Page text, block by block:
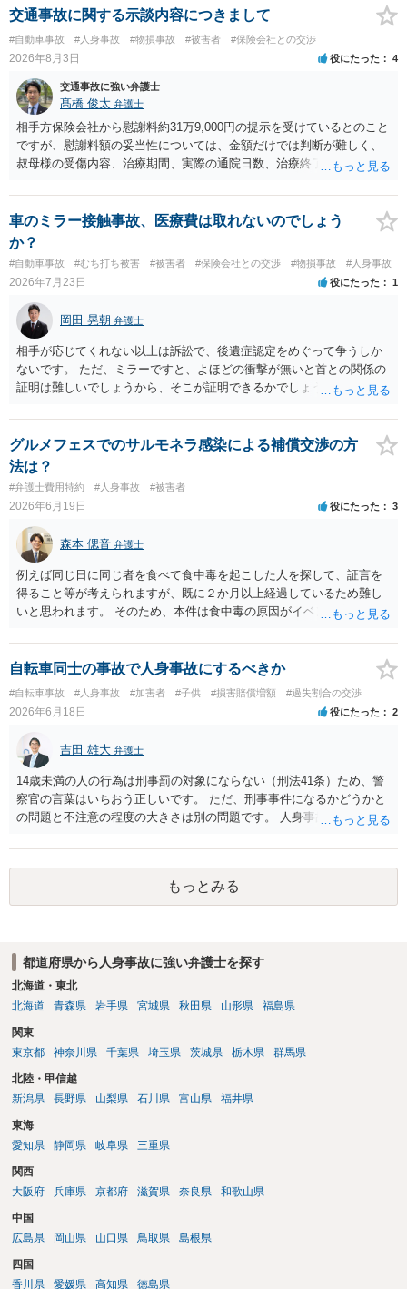
交通事故に関する示談内容につきまして
#自動車事故 #人身事故 #物損事故 #被害者 #保険会社との交渉
2026年8月3日 役にたった 4
交通事故に強い弁護士
髙橋 俊太 弁護士
相手方保険会社から慰謝料約31万9,000円の提示を受けているとのこと
ですが、慰謝料額の妥当性については、金額だけでは判断が難しく、
叔母様の受傷内容、治療期間、実際の通院日数、治療終了の経緯、後
確認する必要があります。保険会社から提示される慰謝料額について
は、弁護士が介入することにより増額を検討できる場合がありますの
で、以下の資料・情報を準備した上で、弁護士に個別に相談すること
をお勧めいたします。 ・相手方保険会社から届いている示談金額の提
示書類 ・叔母様の診断名、けがの内容 ・治療開始日及び治療終了日
・入院の有無、通院回数 ・現在も症状が残っているか ・叔母様ご本人
やご家族等が加入している保険に、今回の事故で利用できる弁護士費
用特約が付帯しているか なお、被害者は叔母様ご本人となりますの
で、弁護士が受任する場合には、叔母様ご本人の依頼意思等を確認す
る必要があります。日本語での十分な意思疎通が難しいとのことです
ので、そのあたりのご事情も踏まえて、依頼意思の確認方法等を検討
車のミラー接触事故、医療費は取れないのでしょう
か？
#自動車事故 #むち打ち被害 #被害者 #保険会社との交渉 #物損事故 #人身事故
2026年7月23日 役にたった 1
岡田 晃朝 弁護士
相手が応じてくれない以上は訴訟で、後遺症認定をめぐって争うしか
ないです。 ただ、ミラーですと、よほどの衝撃が無いと首との関係の
証明は難しいでしょうから、そこが証明できるかでしょうね。
グルメフェスでのサルモネラ感染による補償交渉の方
法は？
#弁護士費用特約 #人身事故 #被害者
2026年6月19日 役にたった 3
森本 偲音 弁護士
例えば同じ日に同じ者を食べて食中毒を起こした人を探して、証言を
得ること等が考えられますが、既に２か月以上経過しているため難し
いと思われます。 そのため、本件は食中毒の原因がイベント主催者に
とは困難であると考えます。
自転車同士の事故で人身事故にするべきか
#自転車事故 #人身事故 #加害者 #子供 #損害賠償増額 #過失割合の交渉
2026年6月18日 役にたった 2
吉田 雄大 弁護士
14歳未満の人の行為は刑事罰の対象にならない（刑法41条）ため、警
察官の言葉はいちおう正しいです。 ただ、刑事事件になるかどうかと
の問題と不注意の程度の大きさは別の問題です。 人身事故の届出を行
はありません。
もっとみる
都道府県から人身事故に強い弁護士を探す
北海道・東北
北海道
青森県 岩手県 宮城県 秋田県 山形県 福島県
関東
東京都
神奈川県 千葉県 埼玉県 茨城県 栃木県 群馬県
北陸・甲信越
新潟県
長野県 山梨県 石川県 富山県 福井県
東海
愛知県
静岡県 岐阜県 三重県
関西
大阪府
兵庫県 京都府 滋賀県 奈良県 和歌山県
中国
広島県
岡山県 山口県 鳥取県 島根県
四国
香川県
愛媛県 高知県 徳島県